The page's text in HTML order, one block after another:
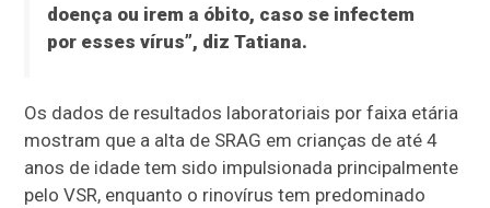
doença ou irem a óbito, caso se infectem
por esses vírus”, diz Tatiana.
Os dados de resultados laboratoriais por faixa etária
mostram que a alta de SRAG em crianças de até 4
anos de idade tem sido impulsionada principalmente
pelo VSR, enquanto o rinovírus tem predominado